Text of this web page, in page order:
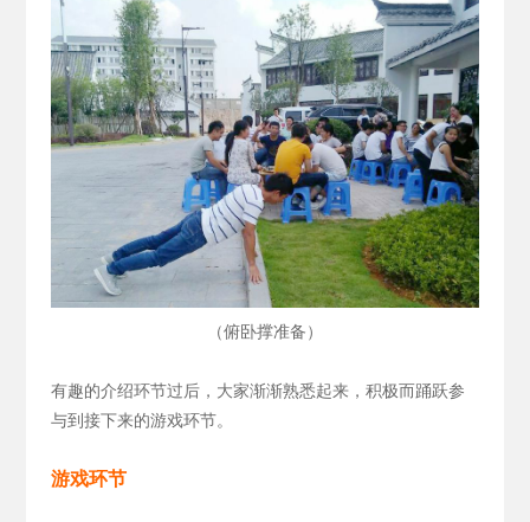
（俯卧撑准备 ）
有趣的介绍环节过后，大家渐渐熟悉起来，积极而踊跃参
与到接下来的游戏环节。
游戏环节